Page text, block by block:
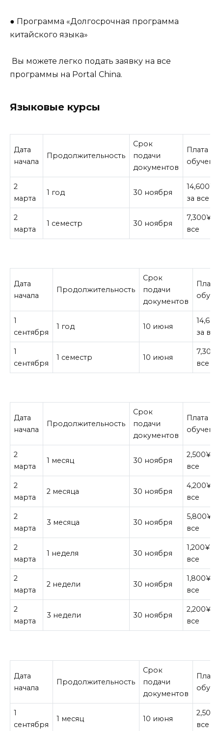
● Программа «Долгосрочная программа
китайского языка»
Вы можете легко подать заявку на все
программы на Portal China.
Языковые курсы
Дата
начала
Продолжительность
Срок
подачи
документов
Плата за
2
марта
1 год 30 ноября
14,600¥
за все
2
марта
1 семестр 30 ноября
7,300¥
все
Дата
начала
Продолжительность
Срок
подачи
документов
Плата
1
сентября
1 год 10 июня
за все
1
сентября
1 семестр 10 июня
все
Дата
начала
Продолжительность
Срок
подачи
документов
Плата за
2
марта
1 месяц 30 ноября
2,500¥
все
2
марта
2 месяца 30 ноября
4,200¥
все
2
марта
3 месяца 30 ноября
5,800¥
все
2
марта
1 неделя 30 ноября
1,200¥ за
все
2
марта
2 недели 30 ноября
1,800¥
все
2
марта
3 недели 30 ноября
2,200¥
все
Дата
начала
Продолжительность
Срок
подачи
документов
Плата
1
сентября
1 месяц 10 июня
все